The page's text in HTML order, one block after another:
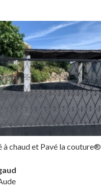
à chaud et Pavé la couture®